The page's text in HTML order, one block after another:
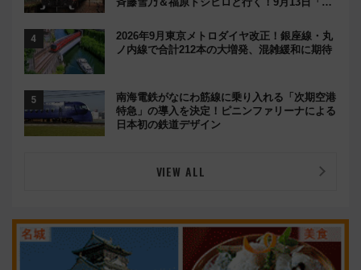
2026年9月東京メトロダイヤ改正！銀座線・丸
ノ内線で合計212本の大増発、混雑緩和に期待
南海電鉄がなにわ筋線に乗り入れる「次期空港
特急」の導入を決定！ピニンファリーナによる
日本初の鉄道デザイン
VIEW ALL